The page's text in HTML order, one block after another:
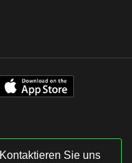
Kontaktieren Sie uns